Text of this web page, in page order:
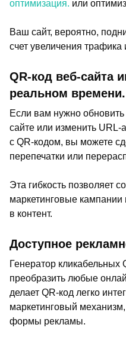
оптимизация. или
Ваш сайт, вероятно,
счет увеличения трафика
QR-код веб-сайта
реальном времени.
Если вам нужно
сайте или изменить
с QR-кодом, вы можете
перепечатки или
Эта гибкость позволяет
маркетинговые кампании
в контент.
Доступное
Генератор кликабельных
преобразить любые
делает QR-код легко
маркетинговый
формы рекламы.